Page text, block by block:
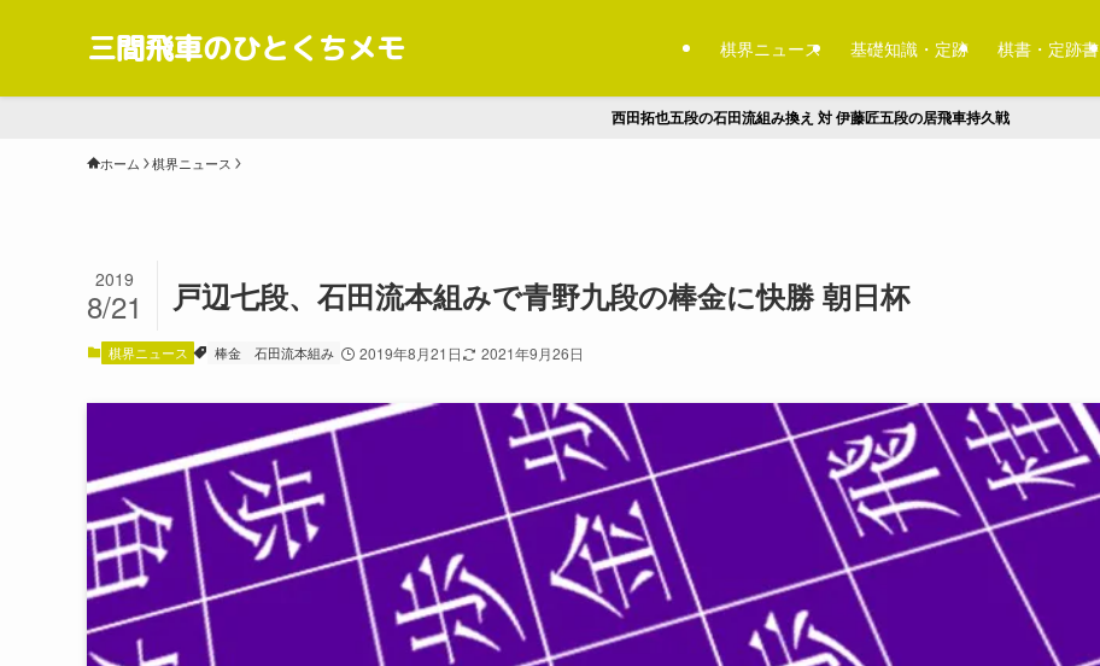
三間飛車のひとくちメモ 棋界ニュース 基礎知識・定跡 棋書・定跡書
西田拓也五段の石田流組み換え 対 伊藤匠五段の居飛車持久戦
ホーム 棋界ニュース
戸辺七段、石田流本組みで青野九段の棒金に快勝 朝日杯
2019
8/21
棋界ニュース 棒金 石田流本組み 2019年8月21日 2021年9月26日